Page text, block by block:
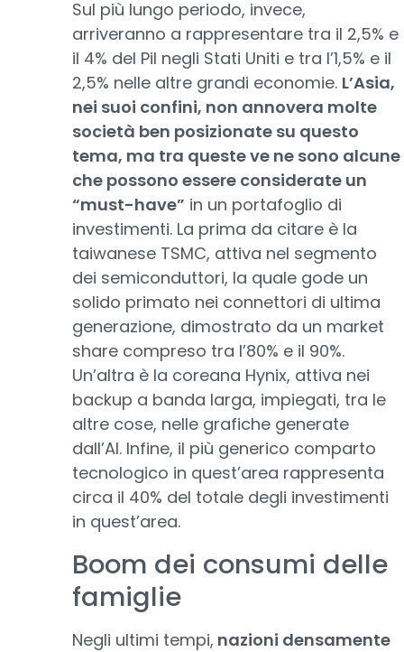
Sul più lungo periodo, invece,
arriveranno a rappresentare tra il 2,5% e
il 4% del Pil negli Stati Uniti e tra l’1,5% e il
2,5% nelle altre grandi economie. L’Asia,
nei suoi confini, non annovera molte
società ben posizionate su questo
tema, ma tra queste ve ne sono alcune
che possono essere considerate un
“must-have” in un portafoglio di
investimenti. La prima da citare è la
taiwanese TSMC, attiva nel segmento
dei semiconduttori, la quale gode un
solido primato nei connettori di ultima
generazione, dimostrato da un market
share compreso tra l’80% e il 90%.
Un’altra è la coreana Hynix, attiva nei
backup a banda larga, impiegati, tra le
altre cose, nelle grafiche generate
dall’AI. Infine, il più generico comparto
tecnologico in quest’area rappresenta
circa il 40% del totale degli investimenti
in quest’area.
Boom dei consumi delle
famiglie
Negli ultimi tempi, nazioni densamente